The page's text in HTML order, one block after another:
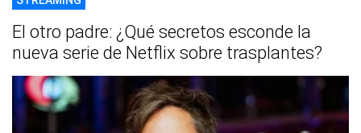
El otro padre: ¿Qué secretos esconde la
nueva serie de Netflix sobre trasplantes?